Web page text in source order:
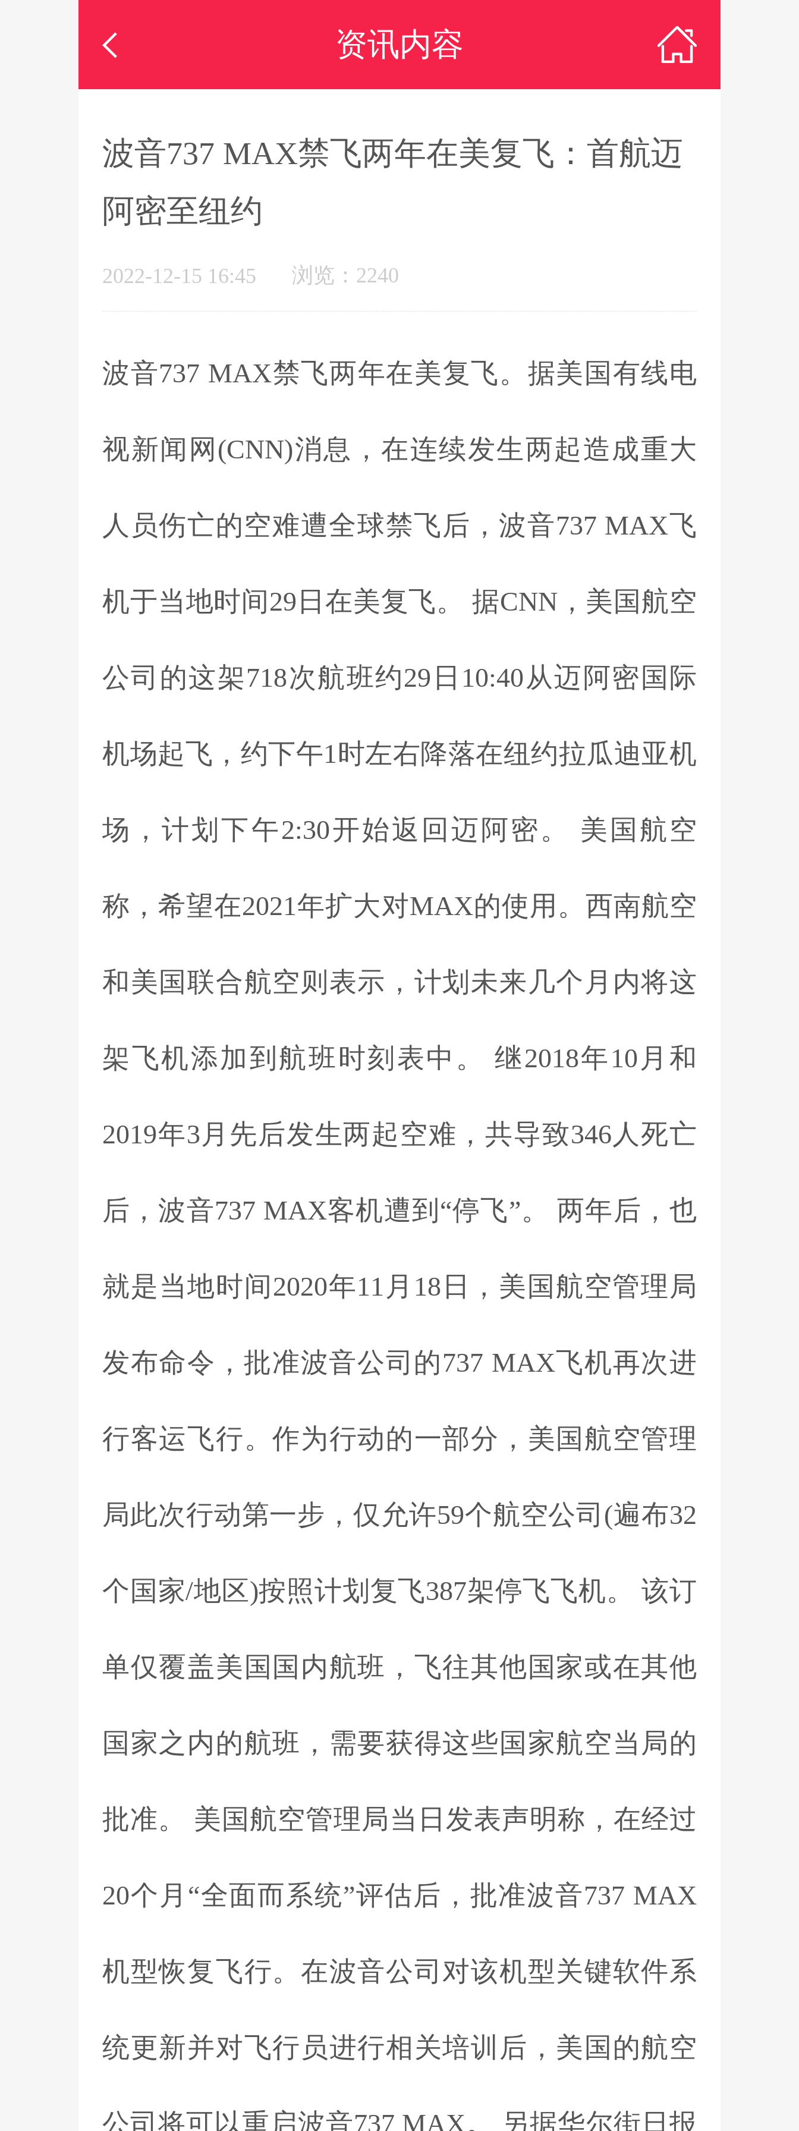
资讯内容
波音737 MAX禁飞两年在美复飞：首航迈
阿密至纽约
2022-12-15 16:45 浏览：2240
波音737 MAX禁飞两年在美复飞。据美国有线电
视新闻网(CNN)消息，在连续发生两起造成重大
人员伤亡的空难遭全球禁飞后，波音737 MAX飞
机于当地时间29日在美复飞。 据CNN，美国航空
公司的这架718次航班约29日10:40从迈阿密国际
机场起飞，约下午1时左右降落在纽约拉瓜迪亚机
场，计划下午2:30开始返回迈阿密。 美国航空
称，希望在2021年扩大对MAX的使用。西南航空
和美国联合航空则表示，计划未来几个月内将这
架飞机添加到航班时刻表中。 继2018年10月和
2019年3月先后发生两起空难，共导致346人死亡
后，波音737 MAX客机遭到“停飞”。 两年后，也
就是当地时间2020年11月18日，美国航空管理局
发布命令，批准波音公司的737 MAX飞机再次进
行客运飞行。作为行动的一部分，美国航空管理
局此次行动第一步，仅允许59个航空公司(遍布32
个国家/地区)按照计划复飞387架停飞飞机。 该订
单仅覆盖美国国内航班，飞往其他国家或在其他
国家之内的航班，需要获得这些国家航空当局的
批准。 美国航空管理局当日发表声明称，在经过
20个月“全面而系统”评估后，批准波音737 MAX
机型恢复飞行。在波音公司对该机型关键软件系
统更新并对飞行员进行相关培训后，美国的航空
公司将可以重启波音737 MAX。 另据华尔街日报